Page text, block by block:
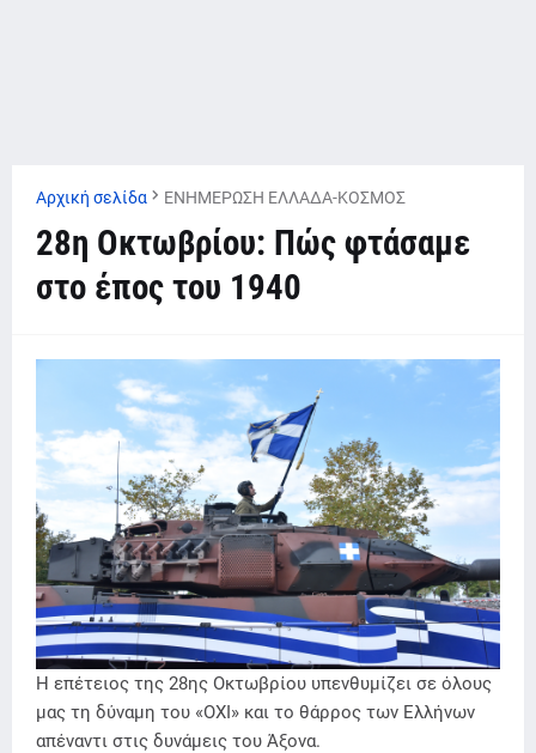
Αρχική σελίδα ΕΝΗΜΕΡΩΣΗ ΕΛΛΑΔΑ-ΚΟΣΜΟΣ
28η Οκτωβρίου: Πώς φτάσαμε
στο έπος του 1940
Η επέτειος της 28ης Οκτωβρίου υπενθυμίζει σε όλους
μας τη δύναμη του «ΟΧΙ» και το θάρρος των Ελλήνων
απέναντι στις δυνάμεις του Άξονα.